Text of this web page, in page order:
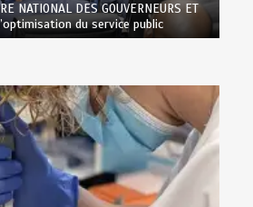
NATIONAL DES GOUVERNEURS ET
du service public